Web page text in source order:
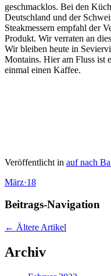
geschmacklos. Bei den
Deutschland und der
Steakmessern empfahl der
Produkt. Wir verraten an
Wir bleiben heute in
Montains. Hier am Fluss ist
einmal einen Kaffee.
Veröffentlicht in auf nach
März·18
Beitrags-Navigation
← Ältere Artikel
Archiv